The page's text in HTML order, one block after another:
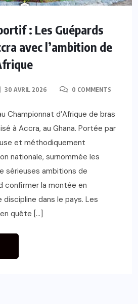
: Les Guépards
avec l’ambition de
30 AVRIL 2026 0 COMMENTS
Championnat d’Afrique de bras
à Accra, au Ghana. Portée par
et méthodiquement
nationale, surnommée les
sérieuses ambitions de
confirmer la montée en
dans le pays. Les
quête […]